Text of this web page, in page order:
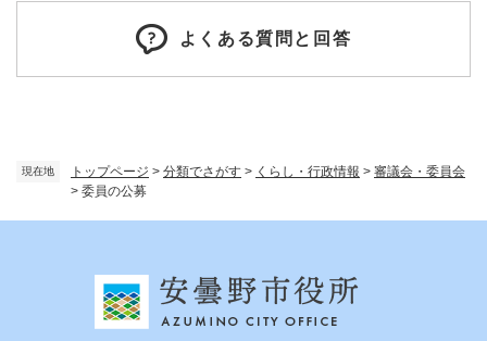
現在地 トップページ > 分類でさがす > くらし・行政情報 > 審議会・委員会
> 委員の公募
よくある質問と回答